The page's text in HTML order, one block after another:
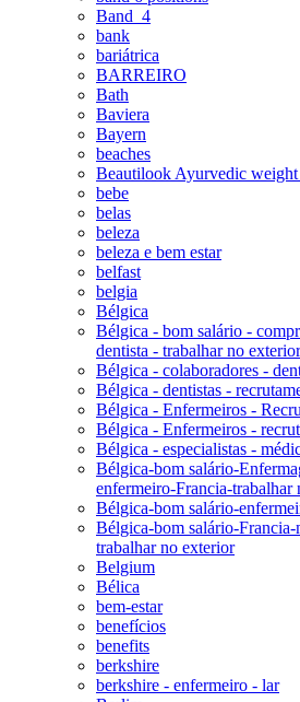
Band_4
bank
bariátrica
BARREIRO
Bath
Baviera
Bayern
beaches
Beautilook Ayurvedic weight
bebe
belas
beleza
beleza e bem estar
belfast
belgia
Bélgica
Bélgica - bom salário -
dentista - trabalhar no exterior
Bélgica - colaboradores -
Bélgica - dentistas -
Bélgica - Enfermeiros -
Bélgica - Enfermeiros -
Bélgica - especialistas -
Bélgica-bom salário-
enfermeiro-Francia-trabalhar
Bélgica-bom salário-
Bélgica-bom salário-Francia-
trabalhar no exterior
Belgium
Bélica
bem-estar
benefícios
benefits
berkshire
berkshire - enfermeiro - lar